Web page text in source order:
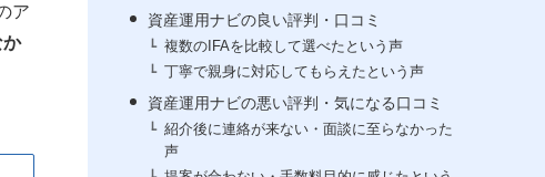
ア
か
資産運用ナビの良い評判・口コミ
複数のIFAを比較して選べたという声
丁寧で親身に対応してもらえたという声
資産運用ナビの悪い評判・気になる口コミ
紹介後に連絡が来ない・面談に至らなかった
声